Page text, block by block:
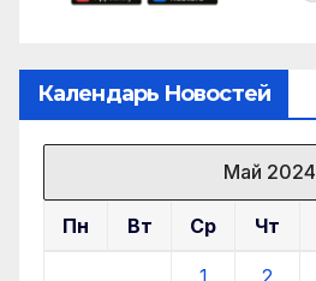
Календарь Новостей
Май 2024
Пн Вт Ср Чт